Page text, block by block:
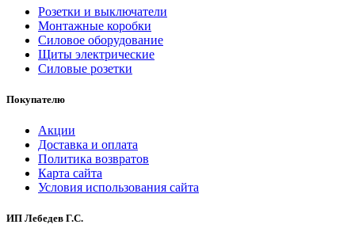
Розетки и выключатели
Монтажные коробки
Силовое оборудование
Щиты электрические
Силовые розетки
Покупателю
Акции
Доставка и оплата
Политика возвратов
Карта сайта
Условия использования сайта
ИП Лебедев Г.С.